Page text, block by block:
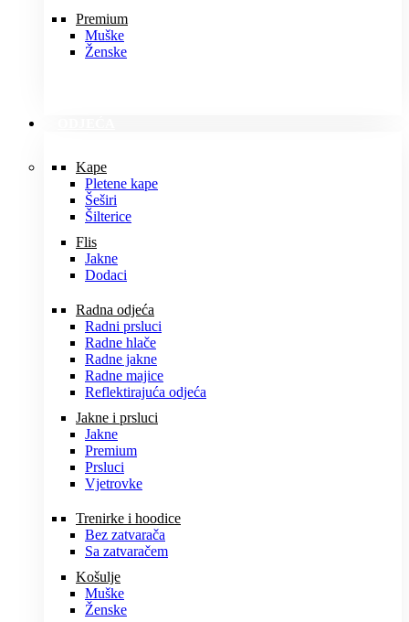
Premium
Muške
Ženske
Kape
Pletene kape
Šeširi
Šilterice
Flis
Jakne
Dodaci
Radna odjeća
Radni prsluci
Radne hlače
Radne jakne
Radne majice
Reflektirajuća odjeća
Jakne i prsluci
Jakne
Premium
Prsluci
Vjetrovke
Trenirke i hoodice
Bez zatvarača
Sa zatvaračem
Košulje
Muške
Ženske